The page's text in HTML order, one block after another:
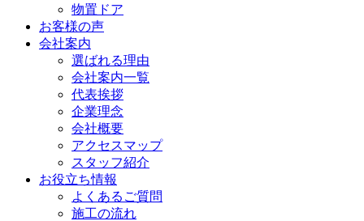
物置ドア
お客様の声
会社案内
選ばれる理由
会社案内一覧
代表挨拶
企業理念
会社概要
アクセスマップ
スタッフ紹介
お役立ち情報
よくあるご質問
施工の流れ